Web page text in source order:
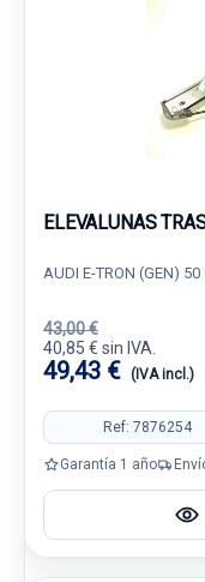
ELEVALUNAS
AUDI E-TRON (GEN) 50
43,00 €
40,85 € sin IVA.
49,43 € (IVA incl.)
Ref: 7876254
Garantía 1 año